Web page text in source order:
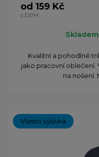
od 159 Kč
s DPH
Skladem
Kvalitní a pohodlné
jako pracovní oblečení.
na nošení.
Vlastní výšivka